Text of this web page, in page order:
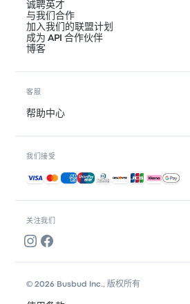
关注我们
诚聘英才
与我们合作
加入我们的联盟计划
成为 API 合作伙伴
博客
客服
帮助中心
我们接受
接受的付款方式
© 2026 Busbud Inc., 版权所有